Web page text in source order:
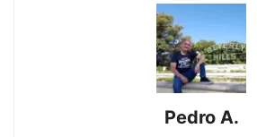
Pedro A.